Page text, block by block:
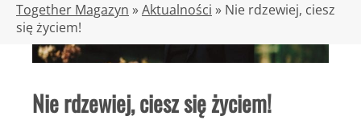
Together Magazyn »Aktualności » Nie rdzewiej, ciesz
się życiem!
Nie rdzewiej, ciesz się życiem!